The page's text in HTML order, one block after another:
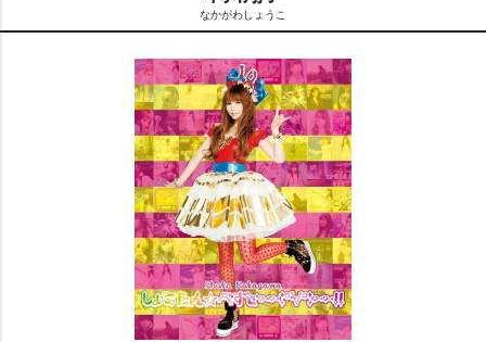
なかがわしょうこ